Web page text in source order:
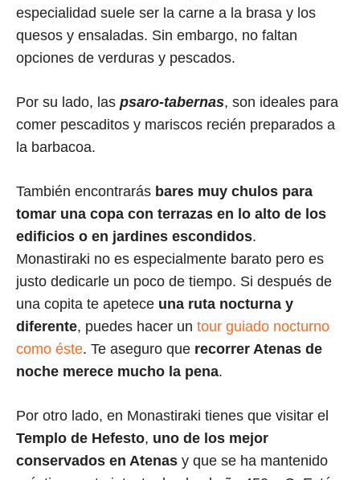
especialidad suele ser la carne a la brasa y los
quesos y ensaladas. Sin embargo, no faltan
opciones de verduras y pescados.
Por su lado, las psaro-tabernas, son ideales para
comer pescaditos y mariscos recién preparados a
la barbacoa.
También encontrarás bares muy chulos para
tomar una copa con terrazas en lo alto de los
edificios o en jardines escondidos.
Monastiraki no es especialmente barato pero es
justo dedicarle un poco de tiempo. Si después de
una copita te apetece una ruta nocturna y
diferente, puedes hacer un tour guiado nocturno
como éste. Te aseguro que recorrer Atenas de
noche merece mucho la pena.
Por otro lado, en Monastiraki tienes que visitar el
Templo de Hefesto, uno de los mejor
conservados en Atenas y que se ha mantenido